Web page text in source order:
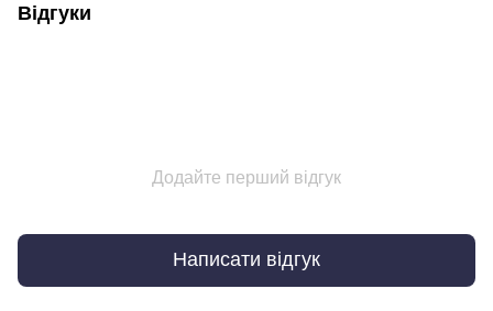
Відгуки
Додайте перший відгук
Написати відгук